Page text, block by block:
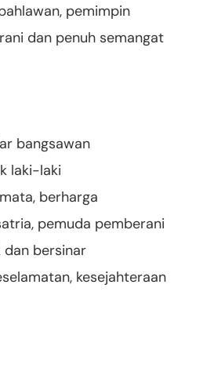
pemimpin
dan penuh semangat
bangsawan
laki-laki
berharga
pemuda pemberani
bersinar
kesejahteraan